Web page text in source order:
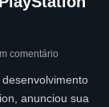
comentário
anunciou sua